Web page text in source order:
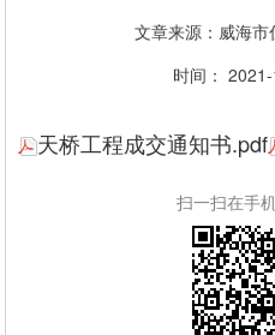
文章来源：威海
时间：
天桥工程成交通知书.pdf
扫一扫在手